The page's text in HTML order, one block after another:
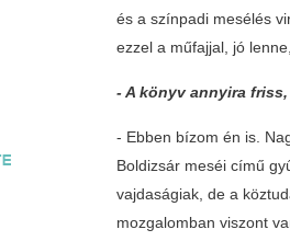
és a színpadi mesélés
ezzel a műfajjal, jó
- A könyv annyira
- Ebben bízom én is.
Boldizsár meséi című
vajdaságiak, de a
mozgalomban viszont